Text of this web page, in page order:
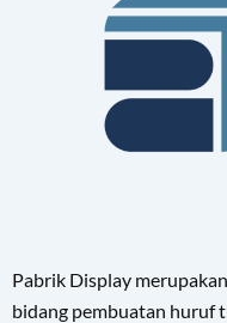
Pabrik Display
bidang pembuatan huruf